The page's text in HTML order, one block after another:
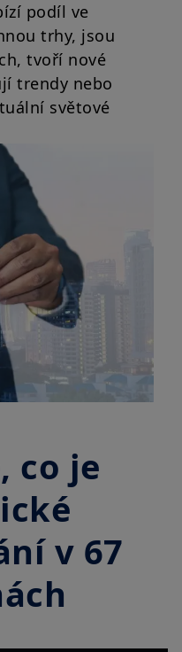
podíl ve
trhy, jsou
tvoří nové
trendy nebo
světové
co je
v 67